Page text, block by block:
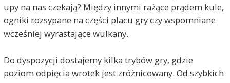
upy na nas czekają? Między innymi rażące prądem kule,
ogniki rozsypane na części placu gry czy wspomniane
wcześniej wyrastające wulkany.
Do dyspozycji dostajemy kilka trybów gry, gdzie
poziom odpięcia wrotek jest zróżnicowany. Od szybkich